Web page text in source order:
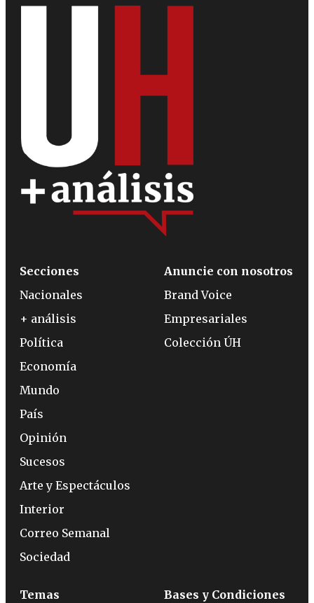
Secciones
Nacionales
+ análisis
Política
Economía
Mundo
País
Opinión
Sucesos
Arte y Espectáculos
Interior
Correo Semanal
Sociedad
Anuncie con nosotros
Brand Voice
Empresariales
Colección ÚH
Temas Bases y Condiciones